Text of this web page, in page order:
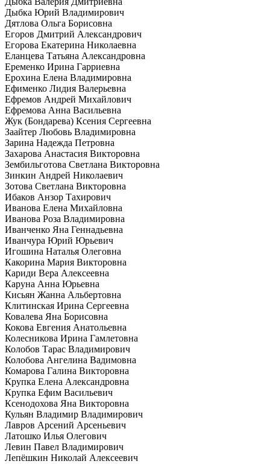
Дыбка Юрий Владимирович
Дятлова Ольга Борисовна
Егоров Дмитрий Александрович
Егорова Екатерина Николаевна
Еланцева Татьяна Александровна
Еременко Ирина Гарриевна
Ерохина Елена Владимировна
Ефименко Лидия Валерьевна
Ефремов Андрей Михайлович
Ефремова Анна Васильевна
Жук (Бондарева) Ксения Сергеевна
Заайтер Любовь Владимировна
Зарина Надежда Петровна
Захарова Анастасия Викторовна
Зембильготова Светлана Викторовна
Зинкин Андрей Николаевич
Зотова Светлана Викторовна
Ибаков Анзор Тахирович
Иванова Елена Михайловна
Иванова Роза Владимировна
Иванченко Яна Геннадьевна
Иванчура Юрий Юрьевич
Игошина Наталья Олеговна
Какорина Мария Викторовна
Кариди Вера Алексеевна
Каруна Анна Юрьевна
Кисьян Жанна Альбертовна
Клитинская Ирина Сергеевна
Ковалева Яна Борисовна
Кокова Евгения Анатольевна
Колесникова Ирина Гамлетовна
Колобов Тарас Владимирович
Колобова Ангелина Вадимовна
Комарова Галина Викторовна
Крупка Елена Александровна
Крупка Ефим Васильевич
Ксенодохова Яна Викторовна
Кульян Владимир Владимирович
Лавров Арсений Арсеньевич
Латошко Илья Олегович
Левин Павел Владимирович
Лепёшкин Николай Алексеевич